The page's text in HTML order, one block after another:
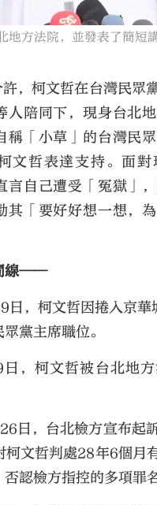
地方法院，並發表了簡短
，柯文哲在台灣民眾
人陪同下，現身台北
稱「小草」的台灣民
文哲表達支持。面
言自己遭受「冤獄」
其「要好好想一想，
線——
日，柯文哲因捲入京華
黨主席職位。
，柯文哲被台北地
日，台北檢方宣布起
柯文哲判處28年6個月
認檢方指控的多項罪名